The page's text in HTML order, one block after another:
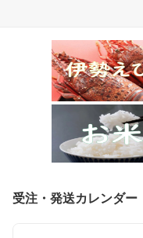
受注・発送カレンダー